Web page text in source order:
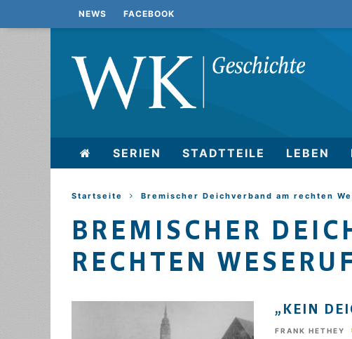
NEWS FACEBOOK
SERIEN STADTTEILE LEBEN
Startseite Bremischer Deichverband am rechten
BREMISCHER
RECHTEN
„KEIN
FRANK HETHEY